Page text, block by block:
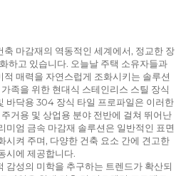
마감재의 역동적인 세계에서, 정교한 장
하고 있습니다. 오늘날 주택 소유자들과
매력을 자연스럽게 조화시키는 솔루션
족을 위한 현대식 스테인리스 스틸 장식
바닥용 304 장식 타일 프로파일은 이러한
거용 및 상업용 분야 전반에 걸쳐 뛰어난
미엄 금속 마감재 솔루션은 일반적인 표면
시켜 주며, 다양한 건축 요소 간에 견고한
시에 제공합니다.
감성의 미학을 추구하는 트렌드가 확산되